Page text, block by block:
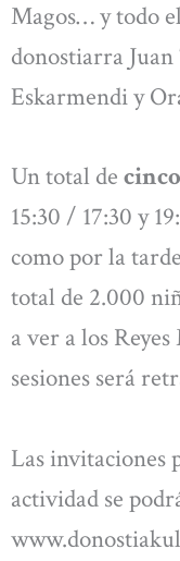
Magos… y todo
donostiarra
Eskarmendi y
Un total de
15:30 / 17:30 y
como por la
total de 2.000
a ver a los
sesiones será
Las invitaciones
actividad se